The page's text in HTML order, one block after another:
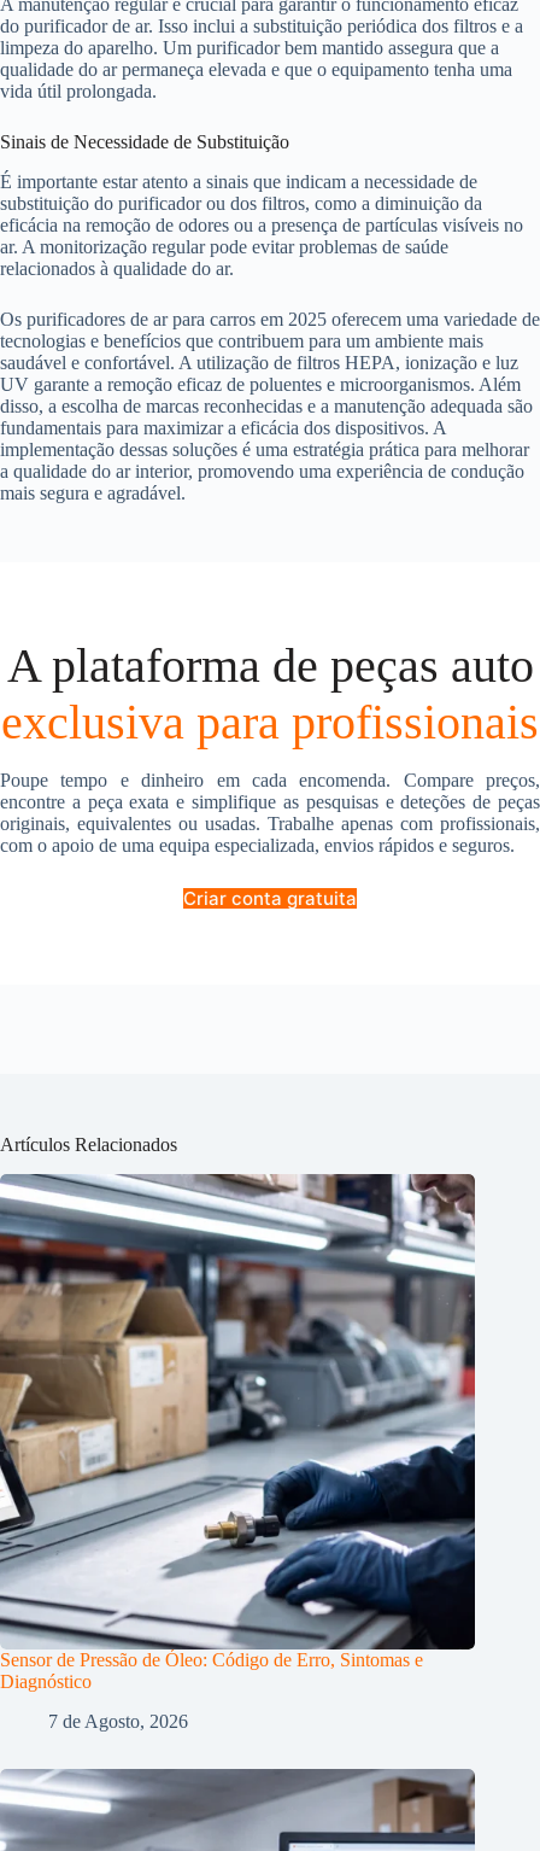
A manutenção regular é crucial para garantir o funcionamento eficaz
do purificador de ar. Isso inclui a substituição periódica dos filtros e a
limpeza do aparelho. Um purificador bem mantido assegura que a
qualidade do ar permaneça elevada e que o equipamento tenha uma
vida útil prolongada.
Sinais de Necessidade de Substituição
É importante estar atento a sinais que indicam a necessidade de
substituição do purificador ou dos filtros, como a diminuição da
eficácia na remoção de odores ou a presença de partículas visíveis no
ar. A monitorização regular pode evitar problemas de saúde
relacionados à qualidade do ar.
Os purificadores de ar para carros em 2025 oferecem uma variedade de
tecnologias e benefícios que contribuem para um ambiente mais
saudável e confortável. A utilização de filtros HEPA, ionização e luz
UV garante a remoção eficaz de poluentes e microorganismos. Além
disso, a escolha de marcas reconhecidas e a manutenção adequada são
fundamentais para maximizar a eficácia dos dispositivos. A
implementação dessas soluções é uma estratégia prática para melhorar
a qualidade do ar interior, promovendo uma experiência de condução
mais segura e agradável.
A plataforma de peças auto
exclusiva para profissionais
Poupe tempo e dinheiro em cada encomenda. Compare preços,
encontre a peça exata e simplifique as pesquisas e deteções de peças
originais, equivalentes ou usadas. Trabalhe apenas com profissionais,
com o apoio de uma equipa especializada, envios rápidos e seguros.
Criar conta gratuita
Artículos Relacionados
Sensor de Pressão de Óleo: Código de Erro, Sintomas e
Diagnóstico
7 de Agosto, 2026